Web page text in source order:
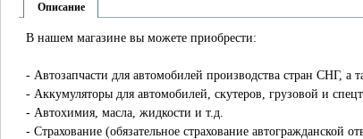
Описание
В нашем магазине вы можете приобрести:
- Автозапчасти для автомобилей производства стран СНГ, а
- Аккумуляторы для автомобилей, скутеров, грузовой и
- Автохимия, масла, жидкости и т.д.
- Страхование (обязательное страхование автогражданской